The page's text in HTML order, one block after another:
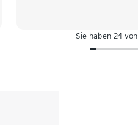
Sie haben 24